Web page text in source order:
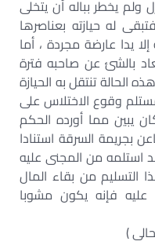
ولم يخطر بباله أن يتخلى
له حيازته بعناصرها
يدا عارضة مجردة ، أما
بالشئ عن صاحبه فترة
تنتقل به الحيازة
وقوع الاختلاس على
يبين مما أورده الحكم
بجريمة السرقة استنادا
من المجنى عليه
التسليم من بقاء المال
فإنه يكون مشوبا